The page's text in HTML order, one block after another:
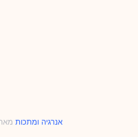
אנרגיה ‎ו‎ מתכות